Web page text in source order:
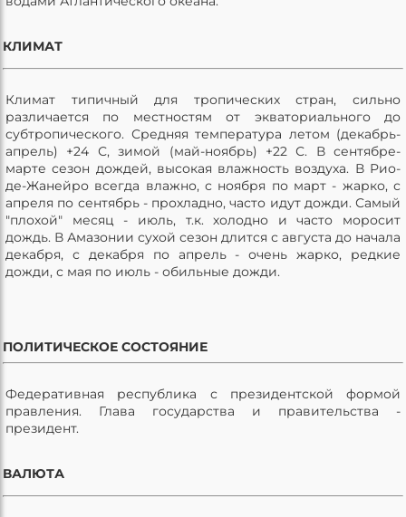
КЛИМАТ
Климат типичный для тропических стран, сильно
различается по местностям от экваториального до
субтропического. Средняя температура летом (декабрь-
апрель) +24 С, зимой (май-ноябрь) +22 С. В сентябре-
марте сезон дождей, высокая влажность воздуха. В Рио-
де-Жанейро всегда влажно, с ноября по март - жарко, с
апреля по сентябрь - прохладно, часто идут дожди. Самый
"плохой" месяц - июль, т.к. холодно и часто моросит
дождь. В Амазонии сухой сезон длится с августа до начала
декабря, с декабря по апрель - очень жарко, редкие
дожди, с мая по июль - обильные дожди.
ПОЛИТИЧЕСКОЕ СОСТОЯНИЕ
Федеративная республика с президентской формой
правления. Глава государства и правительства -
президент.
ВАЛЮТА